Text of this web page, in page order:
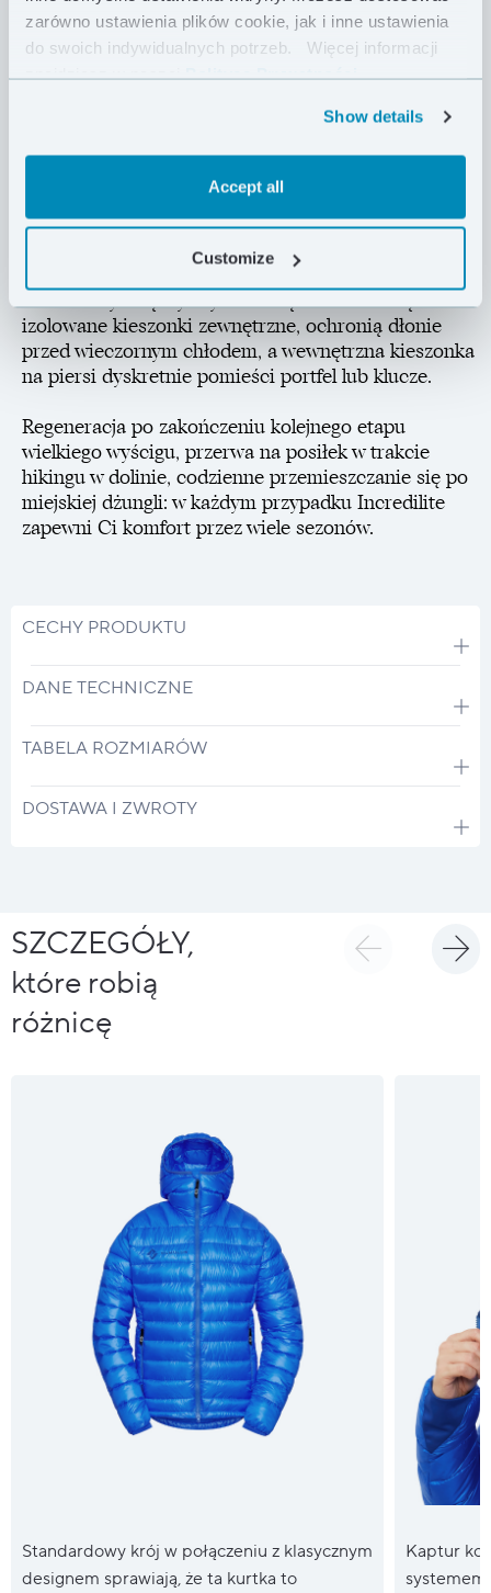
zarówno ustawienia plików cookie, jak i inne ustawienia
do swoich indywidualnych potrzeb.
Więcej informacji
znajdziesz w naszejPolityce Prywatności .
Show details
Accept all
Customize
komór puchowych. Wypełniona etycznie
pozyskiwanym polskim puchem zapewni Ci komfort i
ochroni przed chłodem.
Codzienne użytkowanie kurtki jest bardzo przyjemne
dzięki wygodnemu, obszernemu kapturowi oraz
miękkim, elastycznym mankietom. 108 g puchu o
sprężystości 850 FP gwarantuje natomiast ochronę
przed chłodem po zakończeniu długiej wycieczki lub
intensywnego treningu. Zastosowana tkanina Pertex®
Quantum odznacza się nie tylko niską masą, ale
również wysoką wytrzymałością mechaniczną. Dwie
izolowane kieszonki zewnętrzne, ochronią dłonie
przed wieczornym chłodem, a wewnętrzna kieszonka
na piersi dyskretnie pomieści portfel lub klucze.
Regeneracja po zakończeniu kolejnego etapu
wielkiego wyścigu, przerwa na posiłek w trakcie
hikingu w dolinie, codzienne przemieszczanie się po
miejskiej dżungli: w każdym przypadku Incredilite
zapewni Ci komfort przez wiele sezonów.
CECHY PRODUKTU
DANE TECHNICZNE
TABELA ROZMIARÓW
DOSTAWA I ZWROTY
SZCZEGÓŁY,
które robią
różnicę
Standardowy krój w połączeniu z klasycznym
designem sprawiają, że ta kurtka to
Kaptur